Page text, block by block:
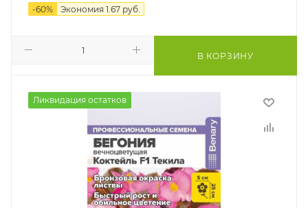
-60% Экономия 1.67 руб.
В КОРЗИНУ
Ликвидация остатков